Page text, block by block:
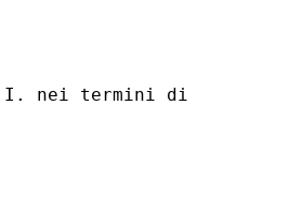
nei termini di